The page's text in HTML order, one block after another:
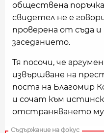
обществена
свидетел не е
проверена от съда и
заседанието.
Тя посочи, че
извършване на
поста на Благомир
и сочат към
отстраняването